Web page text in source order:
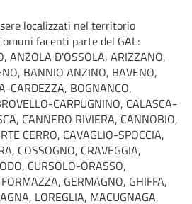
localizzati nel territorio
facenti parte del GAL:
ANZOLA D'OSSOLA, ARIZZANO,
BANNIO ANZINO, BAVENO,
CARDEZZA, BOGNANCO,
CARPUGNINO, CALASCA-
CANNERO RIVIERA, CANNOBIO,
CERRO, CAVAGLIO-SPOCCIA,
COSSOGNO, CRAVEGGIA,
CURSOLO-ORASSO,
GERMAGNO, GHIFFA,
LOREGLIA, MACUGNAGA,